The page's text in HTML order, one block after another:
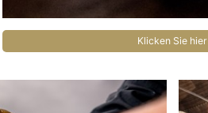
Klicken Sie hier